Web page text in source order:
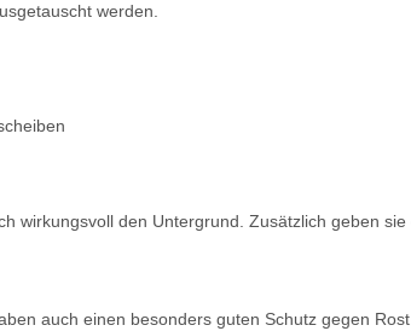
werden.
wirkungsvoll den Untergrund. Zusätzlich geben
auch einen besonders guten Schutz gegen